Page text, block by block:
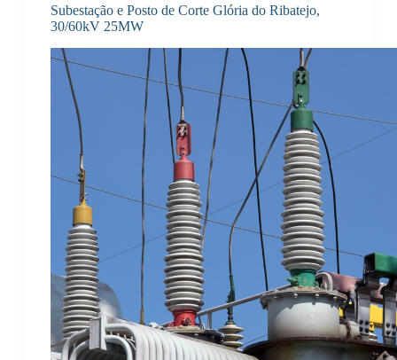
Subestação e Posto de Corte Glória do Ribatejo,
30/60kV 25MW